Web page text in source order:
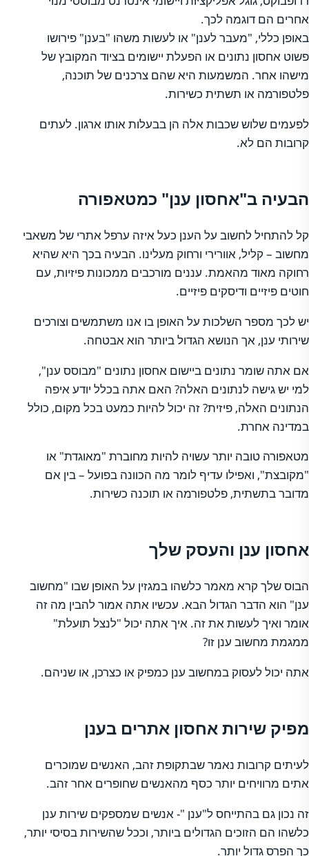
אחרים הם דוגמה לכך.
באופן כללי, "מעבר לענן" או לעשות משהו "בענן" פירושו
פשוט אחסון נתונים או הפעלת יישומים בציוד המקובץ של
מישהו אחר. המשמעות היא שהם צרכנים של תוכנה,
פלטפורמה או תשתית כשירות.
לפעמים שלוש שכבות אלה הן בבעלות אותו ארגון. לעתים
קרובות הם לא.
הבעיה ב"אחסון ענן" כמטאפורה
קל להתחיל לחשוב על הענן כעל איזה ערפל אתרי של משאבי
מחשוב – קליל, אוורירי ורחוק מעלינו. הבעיה בכך היא שהיא
רחוקה מאוד מהאמת. עננים מורכבים ממכונות פיזיות, עם
חוטים פיזיים ודיסקים פיזיים.
יש לכך מספר השלכות על האופן בו אנו משתמשים וצורכים
שירותי ענן, אך הנושא הגדול ביותר הוא אבטחה.
אם אתה שומר נתונים ביישום אחסון נתונים "מבוסס ענן",
למי יש גישה לנתונים האלה? האם אתה בכלל יודע איפה
הנתונים האלה, פיזית? זה יכול להיות כמעט בכל מקום, כולל
במדינה אחרת.
מטאפורה טובה יותר עשויה להיות מחוברת "מאוגדת" או
"מקובצת", ואפילו עדיף לומר מה הכוונה בפועל – בין אם
מדובר בתשתית, פלטפורמה או תוכנה כשירות.
אחסון ענן והעסק שלך
הבוס שלך קרא מאמר כלשהו במגזין על האופן שבו "מחשוב
ענן" הוא הדבר הגדול הבא. עכשיו אתה אמור להבין מה זה
אומר ואיך לעשות את זה. איך אתה יכול "לנצל תועלת"
ממגמת מחשוב ענן זו?
אתה יכול לעסוק במחשוב ענן כמפיק או כצרכן, או שניהם.
מפיק שירות אחסון אתרים בענן
לעיתים קרובות נאמר שבתקופת זהב, האנשים שמוכרים
אתים מרוויחים יותר כסף מהאנשים שחופרים אחר זהב.
זה נכון גם בהתייחס ל"ענן "- אנשים שמספקים שירות ענן
כלשהו הם הזוכים הגדולים ביותר, וככל שהשירות בסיסי יותר,
כך הפרס גדול יותר.